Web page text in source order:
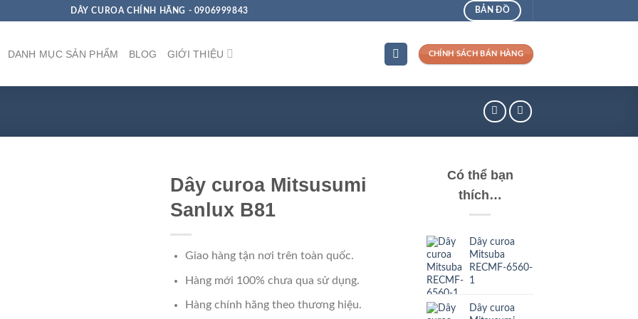
DÂY CUROA CHÍNH HÃNG - 0906999843 BẢN ĐỒ
DANH MỤC SẢN PHẨM BLOG GIỚI THIỆU CHÍNH SÁCH BÁN HÀNG
Dây curoa Mitsusumi
Sanlux B81
Giao hàng tận nơi trên toàn quốc.
Hàng mới 100% chưa qua sử dụng.
Hàng chính hãng theo thương hiệu.
Có thể bạn
thích…
Dây curoa
Mitsuba
RECMF-6560-
1
Dây curoa